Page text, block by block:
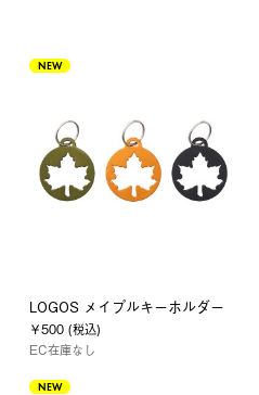
NEW
LOGOS メイプルキーホルダー
￥500 (税込)
EC在庫なし
NEW